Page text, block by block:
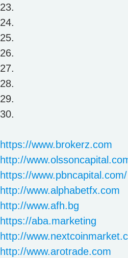
23.
24.
25.
26.
27.
28.
29.
30.
https://www.brokerz.com
http://
https://www.pbncapital.com/
http://www.alphabetfx.com
http://www.afh.bg
https://aba.marketing
http://
http://www.arotrade.com